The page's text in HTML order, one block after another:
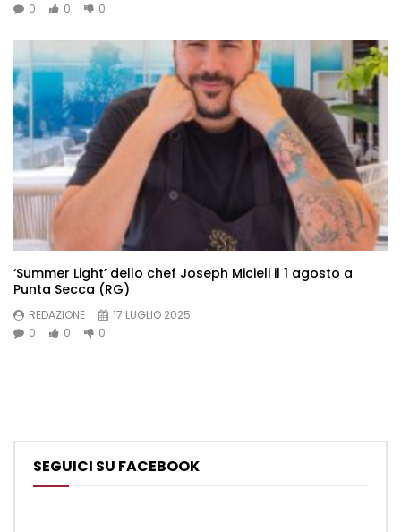
0
0 0
‘Summer Light’ dello chef Joseph Micieli il 1 agosto a
Punta Secca (RG)
REDAZIONE
17 LUGLIO 2025
0
0 0
SEGUICI SU FACEBOOK